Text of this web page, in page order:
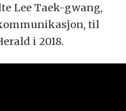
Lee Taek-gwang,
til
i 2018.